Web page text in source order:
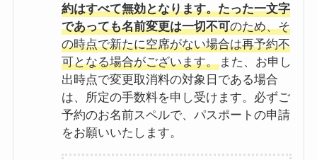
約はすべて無効となります。たった一文字
であっても名前変更は一切不可のため、そ
の時点で新たに空席がない場合は再予約不
可となる場合がございます。 また、お申し
出時点で変更取消料の対象日である場合
は、所定の手数料を申し受けます。必ずご
予約のお名前スペルで、パスポートの申請
をお願いいたします。